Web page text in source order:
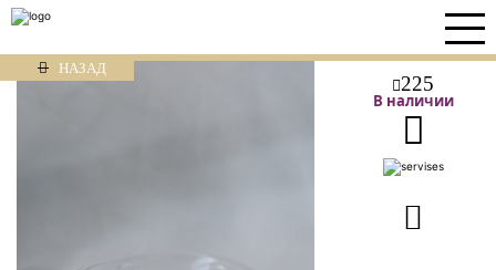
НАЗАД
225
В наличии